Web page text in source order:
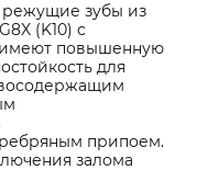
режущие зубы из
(K10) с
имеют повышенную
для
припоем.
залома